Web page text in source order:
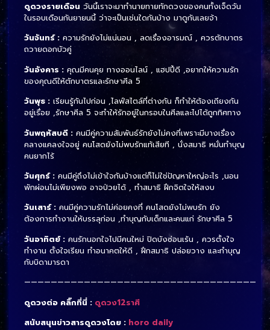
ดูดวงรายเดือน วันนี้เราจะมาทำนายทายทักดวงของคนทั้งเจ็ดวัน
ในรอบเดือนกันยายนนี้ ว่าจะเป็นเช่นใดกันบ้าง มาดูกันเลยจ้า
วันจันทร์ : ความรักยังไม่แน่นอน , ลดเรื่องอารมณ์ , ควรตักบาตร
ถวายดอกบัวคู่
วันอังคาร : คุณมีคนคุย ทางออนไลน์ , แฮปปี้ดี ,อยากให้ความรัก
ของคุณดีให้ตักบาตรและรักษาศีล 5
วันพุธ : เรียนรู้กันไปก่อน ,ไลฟ์สไตล์ที่ต่างกัน ก็ทำให้ต้องเถียงกัน
อยู่เรื่อย ,รักษาศีล 5 จะทำให้รักอยู่ในกรอบในศีลและไปได้ถูกทิศทาง
วันพฤหัสบดี : คนมีคู่ความสัมพันธ์รักยังไม่คงที่เพราะมีบางเรื่อง
คลางแคลงใจอยู่ คนโสดยังไม่พบรักแท้เสียที , นั่งสมาธิ หมั่นทำบุญ
คนยากไร้
วันศุกร์ : คนมีคู่ถึงไม่เข้าใจกันบ้างแต่ก็ไม่ใช่ปัญหาใหญ่อะไร ,นอน
พักผ่อนไม่เพียงพอ อาจป่วยได้ , ทำสมาธิ ฝึกจิตใจให้สงบ
วันเสาร์ : คนมีคู่ความรักไม่ค่อยคงที่ คนโสดยังไม่พบรัก ยัง
ต้องการทำงานให้บรรลุก่อน ,ทำบุญกับเด็กและคนแก่ รักษาศีล 5
วันอาทิตย์ : คนรักนอกใจไปมีคนใหม่ ปิดบังซ่อนเร้น , ควรตั้งใจ
ทำงาน ตั้งใจเรียน ทำอนาคตให้ดี , ฝึกสมาธิ ปล่อยวาง และทำบุญ
กับบิดามารดา
———————————————————————————————————
ดูดวงต่อ คลิ๊กที่นี่ : ดูดวง12ราศี
สนับสนุนข่าวสารดูดวงโดย : horo daily